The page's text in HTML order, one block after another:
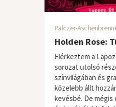
Palczer-
Holden Rose:
Elérkeztem a
sorozat utolsó
színvilágában és
közelebb állt
kevésbé. De